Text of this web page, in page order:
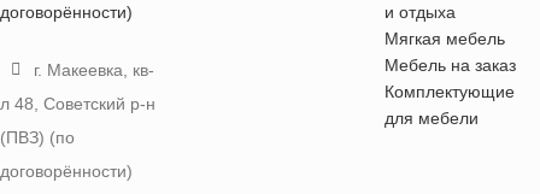
договорённости)
г. Макеевка, кв-
л 48, Советский р-н
(ПВЗ) (по
договорённости)
и отдыха
Мягкая мебель
Мебель на заказ
Комплектующие
для мебели